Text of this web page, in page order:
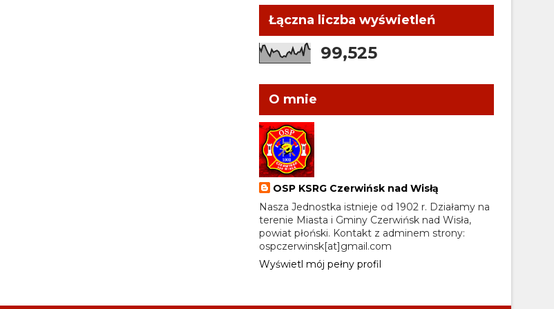
Łączna liczba wyświetleń
99,525
O mnie
OSP KSRG Czerwińsk nad Wisłą
Nasza Jednostka istnieje od 1902 r. Działamy na
terenie Miasta i Gminy Czerwińsk nad Wisła,
powiat płoński. Kontakt z adminem strony:
ospczerwinsk[at]gmail.com
Wyświetl mój pełny profil